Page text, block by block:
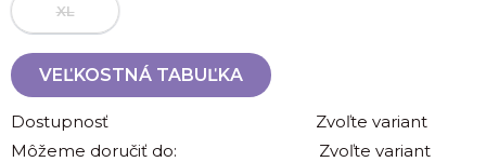
XL
VEĽKOSTNÁ TABUĽKA
Dostupnosť
Zvoľte variant
Môžeme doručiť do:
Zvoľte variant